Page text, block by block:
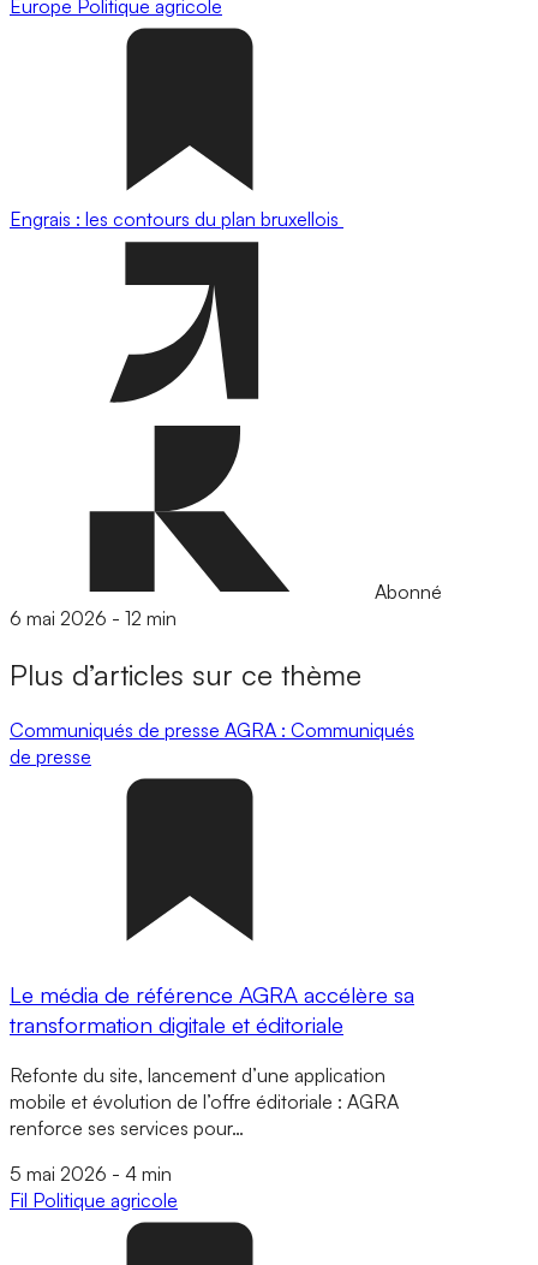
Europe Politique agricole
Engrais : les contours du plan bruxellois
Abonné
6 mai 2026 - 12 min
Plus d’articles sur ce thème
Communiqués de presse AGRA : Communiqués
de presse
Le média de référence AGRA accélère sa
transformation digitale et éditoriale
Refonte du site, lancement d’une application
mobile et évolution de l’offre éditoriale : AGRA
renforce ses services pour…
5 mai 2026 - 4 min
Fil Politique agricole